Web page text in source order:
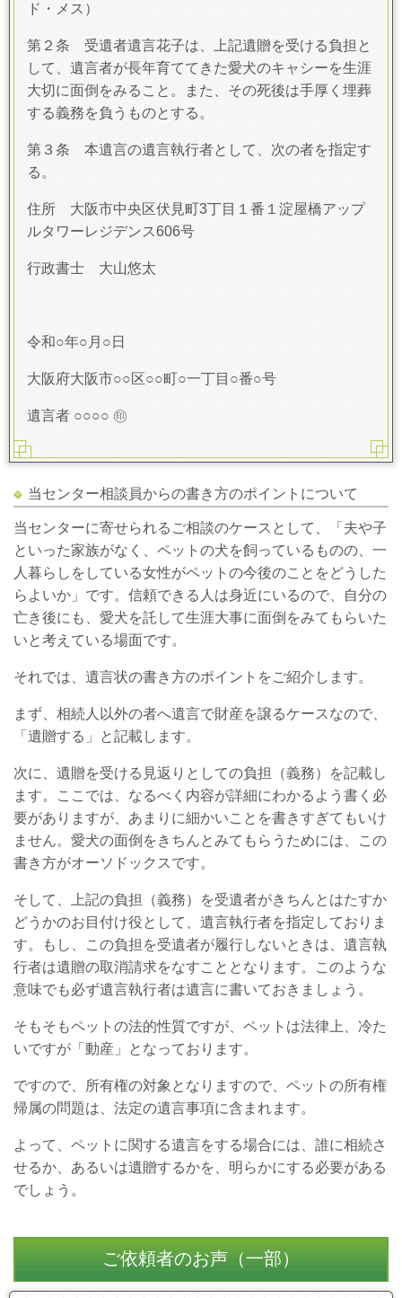
ド・メス）
第２条 受遺者遺言花子は、上記遺贈を受ける負担と
して、遺言者が長年育ててきた愛犬のキャシーを生涯
大切に面倒をみること。また、その死後は手厚く埋葬
する義務を負うものとする。
第３条 本遺言の遺言執行者として、次の者を指定す
る。
住所 大阪市中央区伏見町3丁目１番１淀屋橋アップ
ルタワーレジデンス606号
行政書士 大山悠太
令和○年○月○日
大阪府大阪市○○区○○町○一丁目○番○号
遺言者 ○○○○ ㊞
当センター相談員からの書き方のポイントについて
当センターに寄せられるご相談のケースとして、「夫や子
といった家族がなく、ペットの犬を飼っているものの、一
人暮らしをしている女性がペットの今後のことをどうした
らよいか」です。信頼できる人は身近にいるので、自分の
亡き後にも、愛犬を託して生涯大事に面倒をみてもらいた
いと考えている場面です。
それでは、遺言状の書き方のポイントをご紹介します。
まず、相続人以外の者へ遺言で財産を譲るケースなので、
「遺贈する」と記載します。
次に、遺贈を受ける見返りとしての負担（義務）を記載し
ます。ここでは、なるべく内容が詳細にわかるよう書く必
要がありますが、あまりに細かいことを書きすぎてもいけ
ません。愛犬の面倒をきちんとみてもらうためには、この
書き方がオーソドックスです。
そして、上記の負担（義務）を受遺者がきちんとはたすか
どうかのお目付け役として、遺言執行者を指定しておりま
す。もし、この負担を受遺者が履行しないときは、遺言執
行者は遺贈の取消請求をなすこととなります。このような
意味でも必ず遺言執行者は遺言に書いておきましょう。
そもそもペットの法的性質ですが、ペットは法律上、冷た
いですが「動産」となっております。
ですので、所有権の対象となりますので、ペットの所有権
帰属の問題は、法定の遺言事項に含まれます。
よって、ペットに関する遺言をする場合には、誰に相続さ
せるか、あるいは遺贈するかを、明らかにする必要がある
でしょう。
ご依頼者のお声（一部）